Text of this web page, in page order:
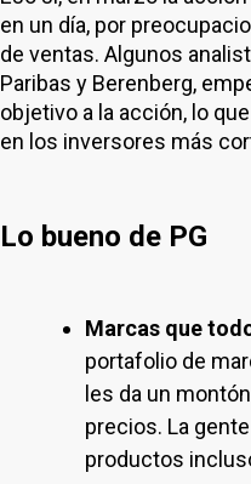
en un día, por
de ventas. Algunos
Paribas y Berenberg,
objetivo a la acción, lo
en los inversores más
Lo bueno de PG
Marcas que
portafolio de
les da un
precios. La
productos